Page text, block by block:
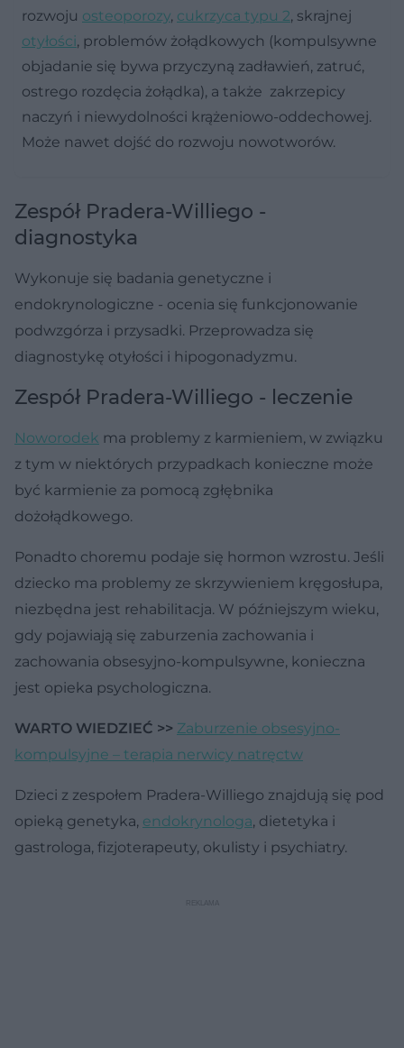
rozwoju osteoporozy, cukrzyca typu 2, skrajnej
otyłości, problemów żołądkowych (kompulsywne
objadanie się bywa przyczyną zadławień, zatruć,
ostrego rozdęcia żołądka), a także zakrzepicy
naczyń i niewydolności krążeniowo-oddechowej.
Może nawet dojść do rozwoju nowotworów.
Zespół Pradera-Williego -
diagnostyka
Wykonuje się badania genetyczne i
endokrynologiczne - ocenia się funkcjonowanie
podwzgórza i przysadki. Przeprowadza się
diagnostykę otyłości i hipogonadyzmu.
Zespół Pradera-Williego - leczenie
Noworodek ma problemy z karmieniem, w związku
z tym w niektórych przypadkach konieczne może
być karmienie za pomocą zgłębnika
dożołądkowego.
Ponadto choremu podaje się hormon wzrostu. Jeśli
dziecko ma problemy ze skrzywieniem kręgosłupa,
niezbędna jest rehabilitacja. W późniejszym wieku,
gdy pojawiają się zaburzenia zachowania i
zachowania obsesyjno-kompulsywne, konieczna
jest opieka psychologiczna.
WARTO WIEDZIEĆ >> Zaburzenie obsesyjno-
kompulsyjne – terapia nerwicy natręctw
Dzieci z zespołem Pradera-Williego znajdują się pod
opieką genetyka, endokrynologa, dietetyka i
gastrologa, fizjoterapeuty, okulisty i psychiatry.